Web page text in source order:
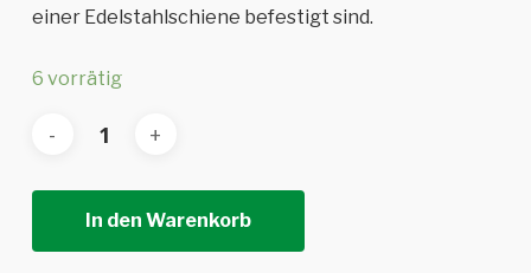
einer Edelstahlschiene befestigt sind.
6 vorrätig
In den Warenkorb